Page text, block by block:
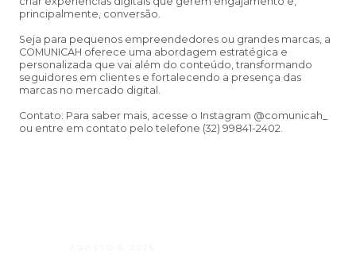
principalmente, conversão.
Seja para pequenos empreendedores ou grandes marcas, a
COMUNICAH oferece uma abordagem estratégica e
personalizada que vai além do conteúdo, transformando
seguidores em clientes e fortalecendo a presença das
marcas no mercado digital.
Contato: Para saber mais, acesse o Instagram @comunicah_
ou entre em contato pelo telefone (32) 99841-2402.